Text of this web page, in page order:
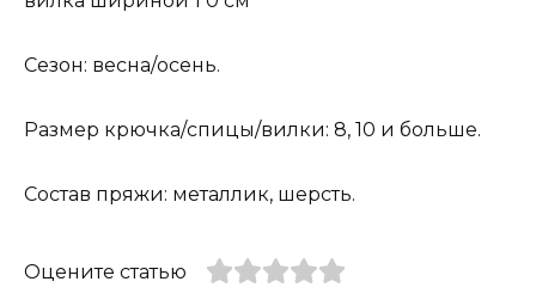
Сезон: весна/осень.
Размер крючка/спицы/вилки: 8, 10 и больше.
Состав пряжи: металлик, шерсть.
Оцените статью